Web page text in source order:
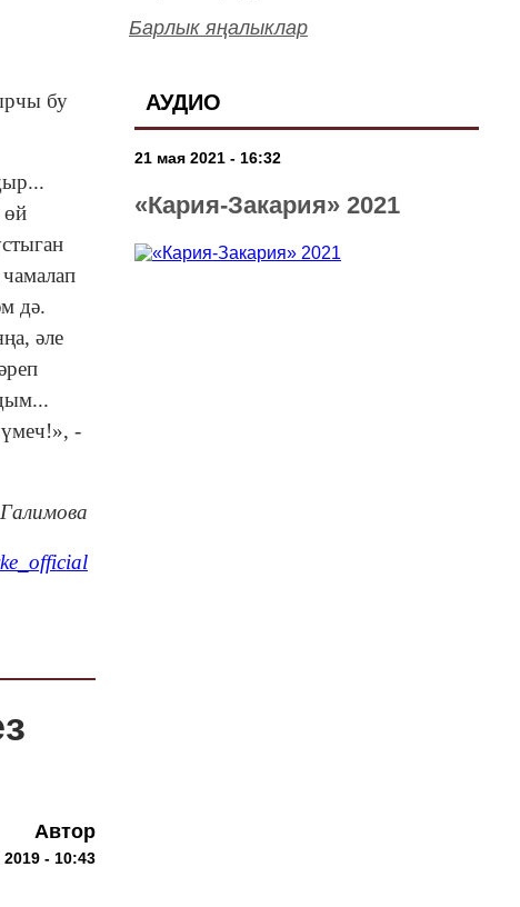
бу
өй
дә.
әле
-
Автор
- 10:43
Барлык яңалыклар
АУДИО
21 мая 2021 - 16:32
«Кария-Закария» 2021